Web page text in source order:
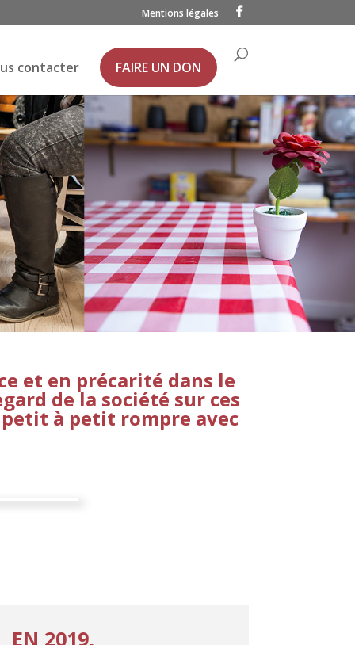
Mentions légales
contacter FAIRE UN DON
et en précarité dans le
de la société sur ces
à petit rompre avec
EN 2019,